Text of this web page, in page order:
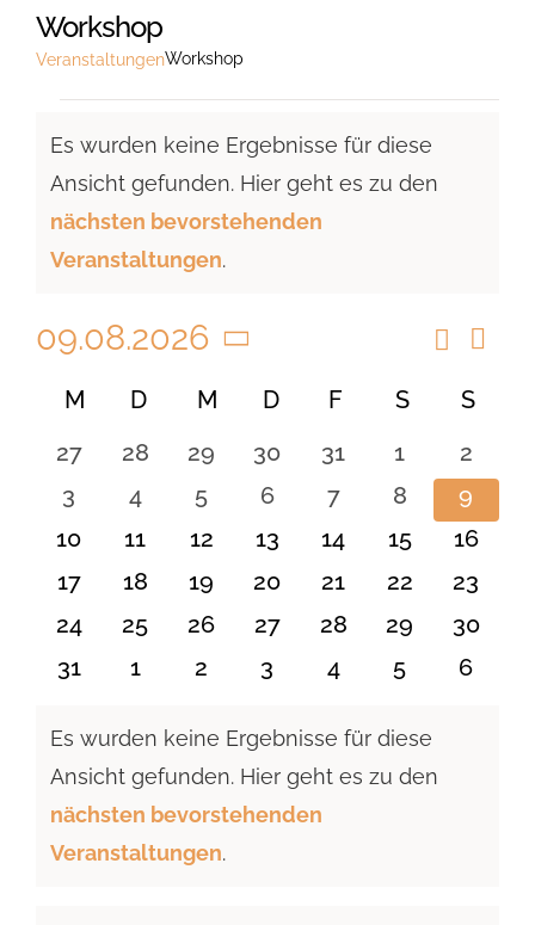
Workshop
VeranstaltungenWorkshop
Hinweis
Es wurden keine Ergebnisse für diese
Ansicht gefunden. Hier geht es zu den
nächsten bevorstehenden
Veranstaltungen.
Suche
Suche
Monat
09.08.2026
Datum
wählen.
Kalender
von
Veranstaltungen
M MONTAG
D DIENSTAG
M MITTWOCH
D DONNERSTAG
F FREITAG
SSAMSTAG
S
0
Veranstaltungen
27
0
Veranstaltungen
28
0
Veranstaltungen
29
0
Veranstaltungen
30
0
Veranstaltungen
31
0
1
0
2
0
Veranstaltungen
3
0
Veranstaltungen
4
0
Veranstaltungen
5
0
Veranstaltungen
6
0
Veranstaltungen
7
0
8
0
9
0
Veranstaltungen
10
0
Veranstaltungen
11
0
Veranstaltungen
12
0
Veranstaltungen
13
0
Veranstaltungen
14
0
15
0
16
0
Veranstaltungen
17
0
Veranstaltungen
18
0
Veranstaltungen
19
0
Veranstaltungen
20
0
Veranstaltungen
21
0
22
0
23
0
Veranstaltungen
24
0
Veranstaltungen
25
0
Veranstaltungen
26
0
Veranstaltungen
27
0
Veranstaltungen
28
0
29
0
30
0
31
0
1
0
2
0
3
0
4
0
5
0
6
Hinweis
Es wurden keine Ergebnisse für diese
Ansicht gefunden. Hier geht es zu den
nächsten bevorstehenden
Veranstaltungen.